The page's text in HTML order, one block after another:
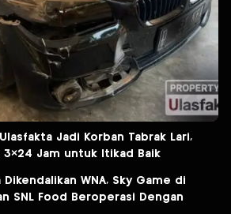
Jadi Korban Tabrak Lari,
3×24 Jam untuk Itikad Baik
Dikendalikan WNA, Sky Game di
SNL Food Beroperasi Dengan